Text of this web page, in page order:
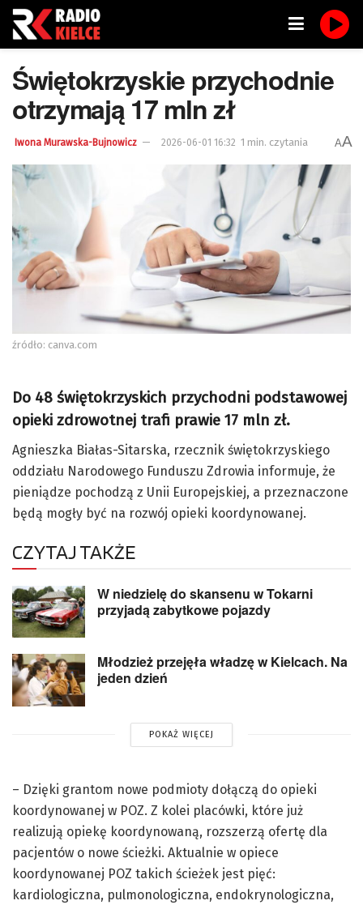
Świętokrzyskie przychodnie
otrzymają 17 mln zł
Iwona Murawska-Bujnowicz 2026-06-01 16:32 1 min. czytania AA
źródło: canva.com
Do 48 świętokrzyskich przychodni podstawowej
opieki zdrowotnej trafi prawie 17 mln zł.
Agnieszka Białas-Sitarska, rzecznik świętokrzyskiego
oddziału Narodowego Funduszu Zdrowia informuje, że
pieniądze pochodzą z Unii Europejskiej, a przeznaczone
będą mogły być na rozwój opieki koordynowanej.
CZYTAJ TAKŻE
W niedzielę do skansenu w Tokarni
przyjadą zabytkowe pojazdy
Młodzież przejęła władzę w Kielcach. Na
jeden dzień
POKAŻ WIĘCEJ
– Dzięki grantom nowe podmioty dołączą do opieki
koordynowanej w POZ. Z kolei placówki, które już
realizują opiekę koordynowaną, rozszerzą ofertę dla
pacjentów o nowe ścieżki. Aktualnie w opiece
koordynowanej POZ takich ścieżek jest pięć:
kardiologiczna, pulmonologiczna, endokrynologiczna,